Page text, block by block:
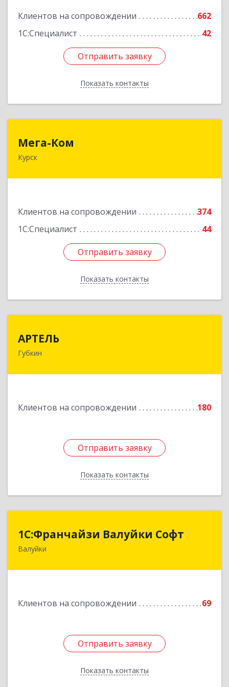
Клиентов на сопровождении
662
1С:Специалист
42
Отправить заявку
Показать контакты
Отправить заявку
Назад
Мега-Ком
Курск
Клиентов на сопровождении
374
1С:Специалист
44
Отправить заявку
Показать контакты
305001, Курская обл, Курск г, Красной Армии ул,
Отправить заявку
Назад
АРТЕЛЬ
Губкин
Клиентов на сопровождении 180
Отправить заявку
Показать контакты
309181, Белгородская обл, Губкинский р-н,
Отправить заявку
Назад
1С:Франчайзи Валуйки Софт
Валуйки
Клиентов на сопровождении 69
Отправить заявку
Показать контакты
1С:Франчайзи Валуйки Софт
309996, Белгородская обл, Валуйки г, Горького,
Отправить заявку
Назад